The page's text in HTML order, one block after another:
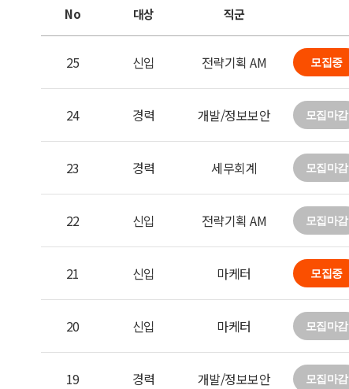
No 대상 직군
25 신입 전략기획 AM 모집중
24 경력 개발/정보보안 모집마감
23 경력 세무회계 모집마감
22 신입 전략기획 AM 모집마감
21 신입 마케터 모집중
20 신입 마케터 모집마감
19 경력 개발/정보보안 모집마감